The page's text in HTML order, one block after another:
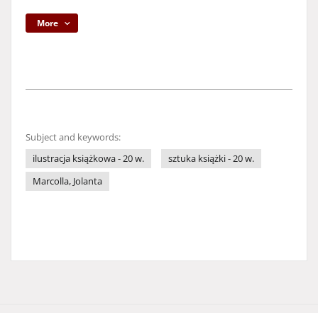
More
Subject and keywords:
ilustracja książkowa - 20 w.
sztuka książki - 20 w.
Marcolla, Jolanta